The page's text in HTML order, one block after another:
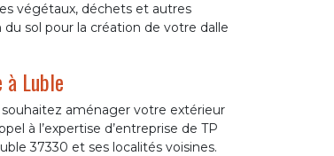
végétaux, déchets et autres
sol pour la création de votre dalle
Luble
aménager votre extérieur
à l’expertise d’entreprise de TP
37330 et ses localités voisines.